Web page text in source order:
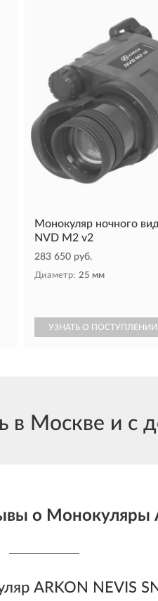
Монокуляр ночного
NVD M2 v2
283 650 руб.
Диаметр: 25 мм
УЗНАТЬ О ПОСТУПЛЕНИИ
Москве и с
о Монокуляры
ARKON NEVIS